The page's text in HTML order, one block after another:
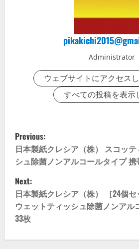
Administrator
ウェブサイトにアクセス
すべての投稿を表示
P
o
s
t
n
a
Previous:
日本製紙クレシア（株） スコッ
シュ除菌ノンアルコールタイプ 携
Next:
日本製紙クレシア（株） ［24個
ウェットティッシュ除菌ノンアル
33枚